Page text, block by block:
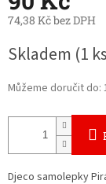
74,38 Kč bez DPH
cena:
Skladem (1
Můžeme doručit do:
Djeco samolepky